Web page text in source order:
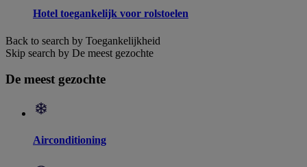
Hotel toegankelijk voor rolstoelen
Back to search by Toegankelijkheid
Skip search by De meest gezochte
De meest gezochte
Airconditioning